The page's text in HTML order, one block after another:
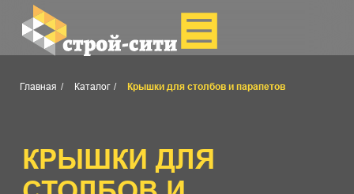
Главная / Каталог / Крышки для столбов и парапетов
ПАРАПЕТОВ